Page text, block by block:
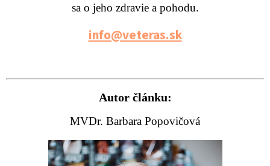
sa o jeho zdravie a pohodu.
info@veteras.sk
Autor článku:
MVDr. Barbara Popovičová